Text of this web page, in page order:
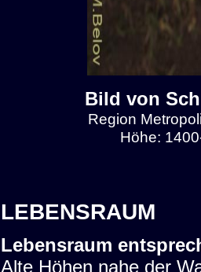
Bild von
Region
Höhe:
LEBENSRAUM
Lebensraum
Alte Höhen nahe der